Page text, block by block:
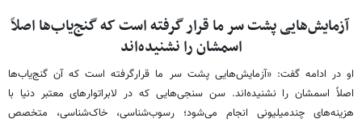
آزمایش‌هایی پشت سر ما قرار گرفته است که گنج‌یاب‌ها اصلاً
اسمشان را نشنیده‌اند
او در ادامه گفت: «آزمایش‌هایی پشت سر ما قرارگرفته است که آن گنج‌یاب‌ها
اصلاً اسمشان را نشنیده‌اند. سن سنجی‌هایی که در لابراتوارهای معتبر دنیا با
هزینه‌های چندمیلیونی انجام می‌شود؛ رسوب‌شناسی، خاک‌شناسی، متخصص